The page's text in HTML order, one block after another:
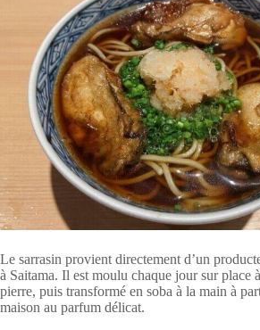
Le sarrasin provient directement d’un
à Saitama. Il est moulu chaque jour sur place
pierre, puis transformé en soba à la main à
maison au parfum délicat.